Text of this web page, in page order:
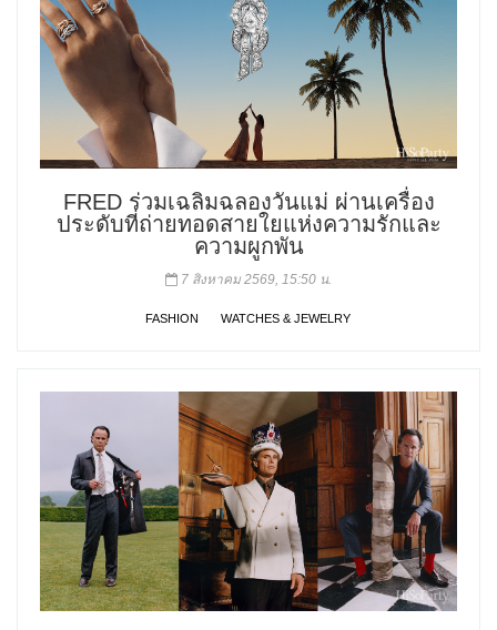
FRED ร่วมเฉลิมฉลองวันแม่ ผ่านเครื่อง
ประดับที่ถ่ายทอดสายใยแห่งความรักและ
ความผูกพัน
7 สิงหาคม 2569, 15:50 น.
FASHION WATCHES & JEWELRY